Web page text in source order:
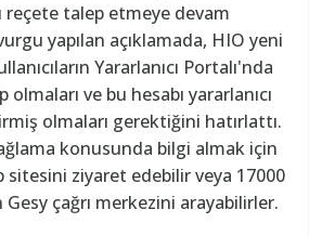
reçete talep etmeye devam
yapılan açıklamada, HIO yeni
Yararlanıcı Portalı'nda
ve bu hesabı yararlanıcı
olmaları gerektiğini hatırlattı.
konusunda bilgi almak için
sitesini ziyaret edebilir veya 17000
çağrı merkezini arayabilirler.